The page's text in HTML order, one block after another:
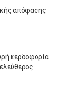
απόφασης
κερδοφορία